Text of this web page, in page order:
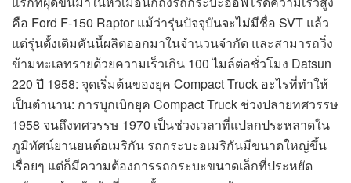
คือ Ford F-150 Raptor แม้ว่ารุ่นปัจจุบันจะไม่มีชื่อ SVT แล้ว
แต่รุ่นดั้งเดิมคันนี้ผลิตออกมาในจำนวนจำกัด และสามารถวิ่ง
ข้ามทะเลทรายด้วยความเร็วเกิน 100 ไมล์ต่อชั่วโมง Datsun
220 ปี 1958: จุดเริ่มต้นของยุค Compact Truck อะไรที่ทำให้
เป็นตำนาน: การบุกเบิกยุค Compact Truck ช่วงปลายทศวรรษ
1958 จนถึงทศวรรษ 1970 เป็นช่วงเวลาที่แปลกประหลาดใน
ภูมิทัศน์ยานยนต์อเมริกัน รถกระบะอเมริกันมีขนาดใหญ่ขึ้น
เรื่อยๆ แต่ก็มีความต้องการรถกระบะขนาดเล็กที่ประหยัด